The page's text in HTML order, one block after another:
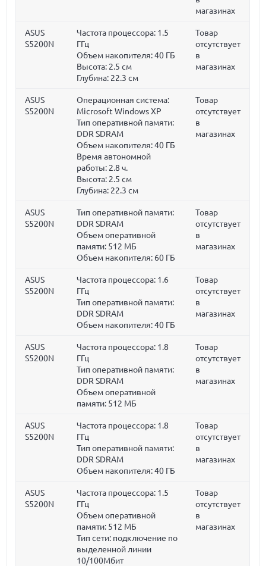
магазинах
ASUS
S5200N
Частота процессора: 1.5
ГГц
Объем накопителя:40 ГБ
Высота: 2.5 см
Глубина: 22.3 см
Товар
отсутствует
в
магазинах
ASUS
S5200N
Операционная система:
Microsoft Windows XP
Тип оперативной памяти:
DDR SDRAM
Объем накопителя:40 ГБ
Время автономной
работы: 2.8 ч.
Высота: 2.5 см
Глубина: 22.3 см
Товар
отсутствует
в
магазинах
ASUS
S5200N
Тип оперативной памяти:
DDR SDRAM
Объем оперативной
памяти: 512 МБ
Объем накопителя: 60 ГБ
Товар
отсутствует
в
магазинах
ASUS
S5200N
Частота процессора: 1.6
ГГц
Тип оперативной памяти:
DDR SDRAM
Объем накопителя:40 ГБ
Товар
отсутствует
в
магазинах
ASUS
S5200N
Частота процессора: 1.8
ГГц
Тип оперативной памяти:
DDR SDRAM
Объем оперативной
памяти: 512 МБ
Товар
отсутствует
в
магазинах
ASUS
S5200N
Частота процессора: 1.8
ГГц
Тип оперативной памяти:
DDR SDRAM
Объем накопителя:40 ГБ
Товар
отсутствует
в
магазинах
ASUS
S5200N
Частота процессора: 1.5
ГГц
Объем оперативной
памяти: 512 МБ
Тип сети: подключение по
выделенной линии
10/100Мбит
Товар
отсутствует
в
магазинах